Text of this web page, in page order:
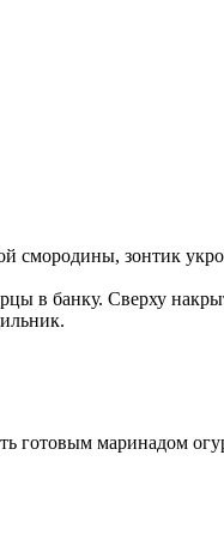
зонтик
в банку. Сверху
готовым маринадом